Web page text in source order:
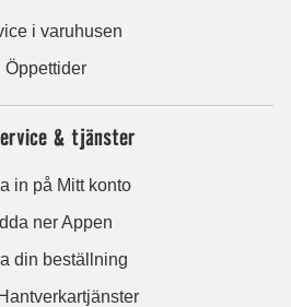
i varuhusen
Öppettider
& tjänster
in på Mitt konto
ner Appen
din beställning